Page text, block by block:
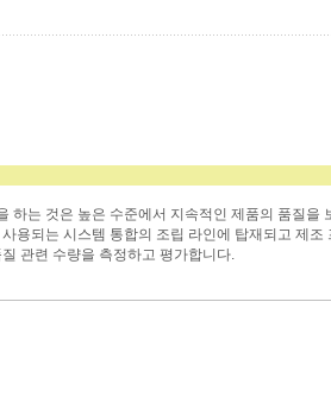
하는 것은 높은 수준에서 지속적인 제품의 품질을
용되는 시스템 통합의 조립 라인에 탑재되고 제조
관련 수량을 측정하고 평가합니다.